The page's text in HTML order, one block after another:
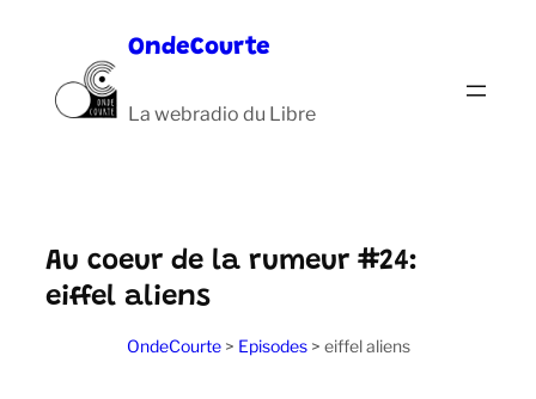
contenu
OndeCourte
La webradio du Libre
Au coeur de la rumeur #24:
eiffel aliens
OndeCourte> Episodes> eiffel aliens